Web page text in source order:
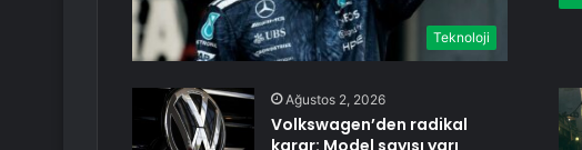
Teknoloji
Ağustos 2, 2026
Volkswagen’den radikal
karar: Model sayısı yarı